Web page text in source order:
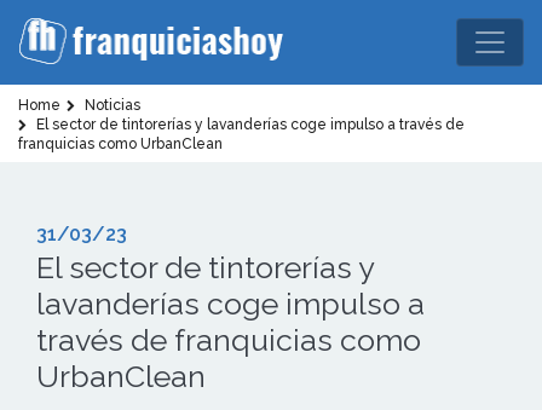
Home
Noticias
El sector de tintorerías y lavanderías coge impulso a través de
franquicias como UrbanClean
31/03/23
El sector de tintorerías y
lavanderías coge impulso a
través de franquicias como
UrbanClean